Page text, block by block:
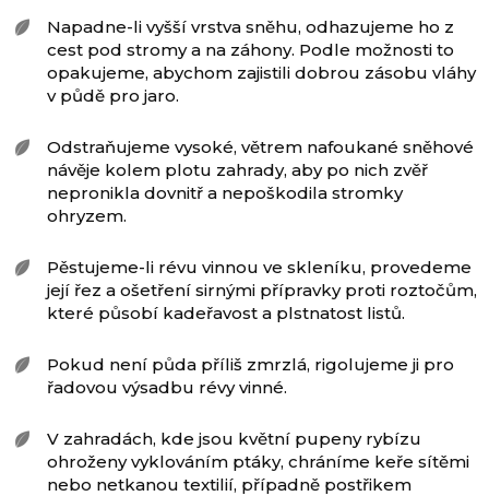
Napadne-li vyšší vrstva sněhu, odhazujeme ho z
cest pod stromy a na záhony. Podle možnosti to
opakujeme, abychom zajistili dobrou zásobu vláhy
v půdě pro jaro.
Odstraňujeme vysoké, větrem nafoukané sněhové
návěje kolem plotu zahrady, aby po nich zvěř
nepronikla dovnitř a nepoškodila stromky
ohryzem.
Pěstujeme-li révu vinnou ve skleníku, provedeme
její řez a ošetření sirnými přípravky proti roztočům,
které působí kadeřavost a plstnatost listů.
Pokud není půda příliš zmrzlá, rigolujeme ji pro
řadovou výsadbu révy vinné.
V zahradách, kde jsou květní pupeny rybízu
ohroženy vyklováním ptáky, chráníme keře sítěmi
nebo netkanou textilií, případně postřikem